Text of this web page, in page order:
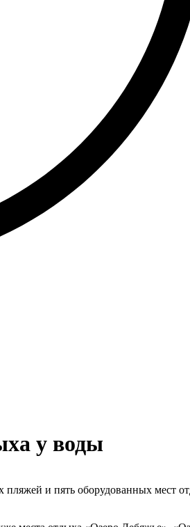
у воды
пляжей и пять оборудованных мест